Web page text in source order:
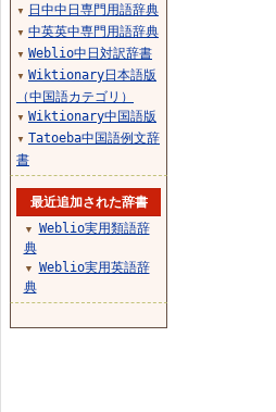
▼ 日中中日専門用語辞典
▼ 中英英中専門用語辞典
▼ Weblio中日対訳辞書
▼ Wiktionary日本語版
（中国語カテゴリ）
▼ Wiktionary中国語版
▼ Tatoeba中国語例文辞
書
最近追加された辞書
▼
Weblio実用類語辞
典
▼
Weblio実用英語辞
典